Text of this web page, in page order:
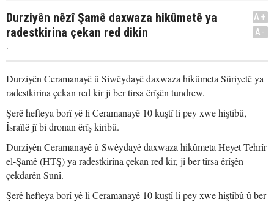
Durziyên nêzî Şamê daxwaza hikûmetê ya
radestkirina çekan red dikin
.
A+
A-
Durziyên Ceramanayê û Siwêydayê daxwaza hikûmeta Sûriyetê ya
radestkirina çekan red kir ji ber tirsa êrîşên tundrew.
Şerê hefteya borî yê li Ceramanayê 10 kuştî li pey xwe hiştibû,
Îsraîlê jî bi dronan êrîş kiribû.
Durziyên Ceramanayê û Swêydayê daxwaza hikûmeta Heyet Tehrîr
el-Şamê (HTŞ) ya radestkirina çekan red kir, ji ber tirsa êrîşên
çekdarên Sunî.
Şerê hefteya borî yê li Ceramanayê 10 kuştî li pey xwe hiştibû û ber